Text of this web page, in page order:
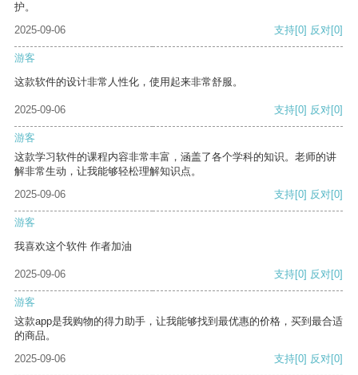
护。
2025-09-06
支持[0] 反对[0]
游客
这款软件的设计非常人性化，使用起来非常舒服。
2025-09-06 支持[0] 反对[0]
游客
这款学习软件的课程内容非常丰富，涵盖了各个学科的知识。老师的讲
解非常生动，让我能够轻松理解知识点。
2025-09-06
支持[0] 反对[0]
游客
我喜欢这个软件 作者加油
2025-09-06 支持[0] 反对[0]
游客
这款app是我购物的得力助手，让我能够找到最优惠的价格，买到最合适
的商品。
2025-09-06
支持[0] 反对[0]